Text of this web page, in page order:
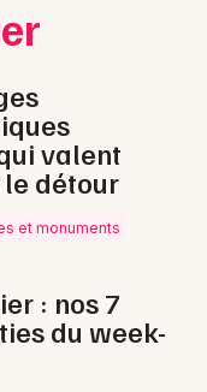
valent
détour
et monuments
: nos 7
du week-